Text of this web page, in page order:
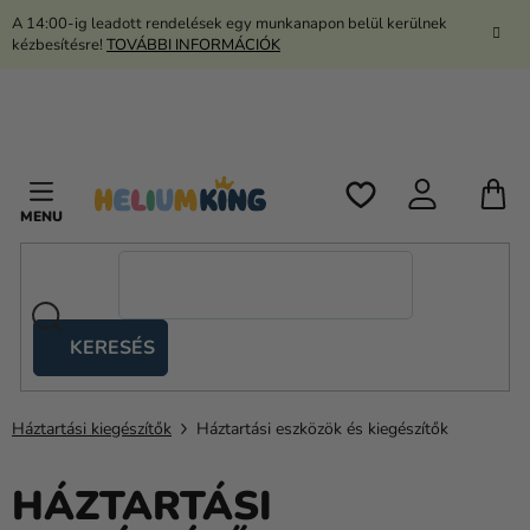
Ugrás
A 14:00-ig leadott rendelések egy munkanapon belül kerülnek
kézbesítésre! TOVÁBBI INFORMÁCIÓK
KERESÉS
sátrak
Kanekalon
Hélium
és
Háztartási kiegészítők Háztartási eszközök és kiegészítők
HÁZTARTÁSI